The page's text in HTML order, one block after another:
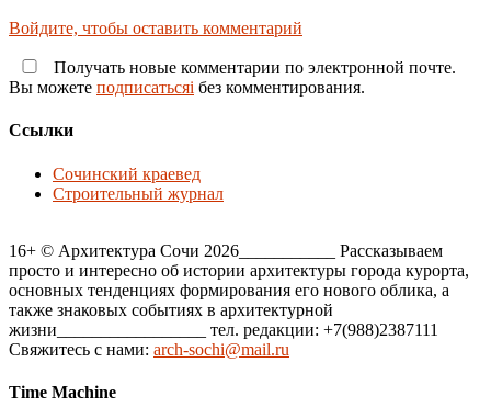
Войдите, чтобы оставить комментарий
Получать новые комментарии по электронной почте.
Вы можете подписатьсяi без комментирования.
Ссылки
Сочинский краевед
Строительный журнал
16+ © Архитектура Сочи 2026___________ Рассказываем
просто и интересно об истории архитектуры города курорта,
основных тенденциях формирования его нового облика, а
также знаковых событиях в архитектурной
жизни_________________ тел. редакции: +7(988)2387111
Свяжитесь с нами: arch-sochi@mail.ru
Time Machine